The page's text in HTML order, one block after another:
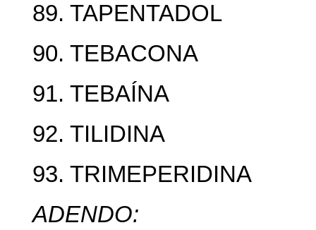
89. TAPENTADOL
90. TEBACONA
91. TEBAÍNA
92. TILIDINA
93. TRIMEPERIDINA
ADENDO: